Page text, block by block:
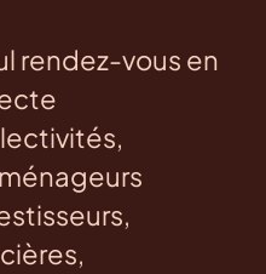
rendez-vous en